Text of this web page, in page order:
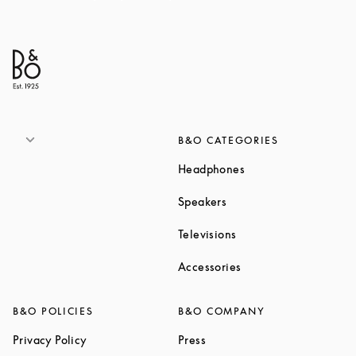
B&O CATEGORIES
Headphones
Speakers
Televisions
Accessories
B&O POLICIES
Privacy PolicyLink Opens in New Tab
B&O COMPANY
Press